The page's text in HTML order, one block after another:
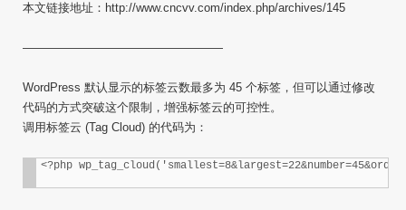
本文链接地址：http://www.cncvv.com/index.php/archives/145
—————————————————
WordPress 默认显示的标签云数最多为 45 个标签，但可以通过修改
代码的方式突破这个限制，增强标签云的可控性。
调用标签云 (Tag Cloud) 的代码为：
<?php